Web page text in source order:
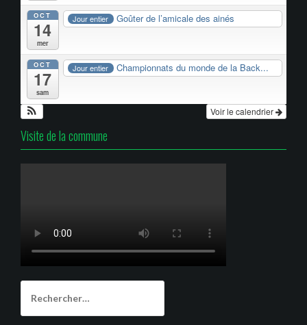
OCT
14
mer
Jour entier Goûter de l’amicale des ainés
OCT
17
sam
Jour entier Championnats du monde de la Back...
Voir le calendrier
Visite de la commune